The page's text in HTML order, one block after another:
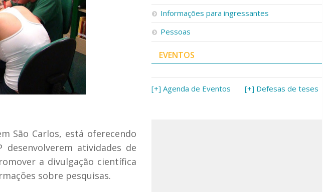
São Carlos, está oferecendo
atividades de
a divulgação científica
sobre pesquisas.
Informações para ingressantes
Pessoas
EVENTOS
[+] Agenda de Eventos [+] Defesas de teses